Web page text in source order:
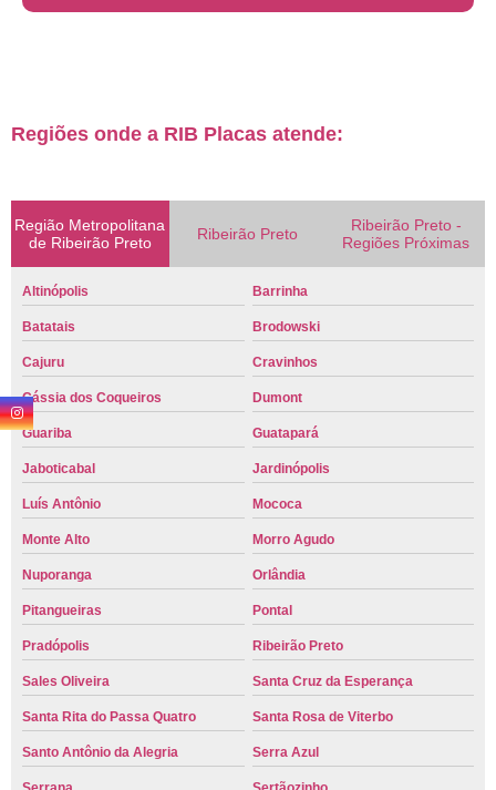
Regiões onde a RIB Placas atende:
Região Metropolitana
de Ribeirão Preto
Ribeirão Preto
Ribeirão Preto -
Regiões Próximas
Altinópolis Barrinha
Batatais Brodowski
Cajuru Cravinhos
Cássia dos Coqueiros Dumont
Guariba Guatapará
Jaboticabal Jardinópolis
Luís Antônio Mococa
Monte Alto Morro Agudo
Nuporanga Orlândia
Pitangueiras Pontal
Pradópolis Ribeirão Preto
Sales Oliveira Santa Cruz da Esperança
Santa Rita do Passa Quatro Santa Rosa de Viterbo
Santo Antônio da Alegria Serra Azul